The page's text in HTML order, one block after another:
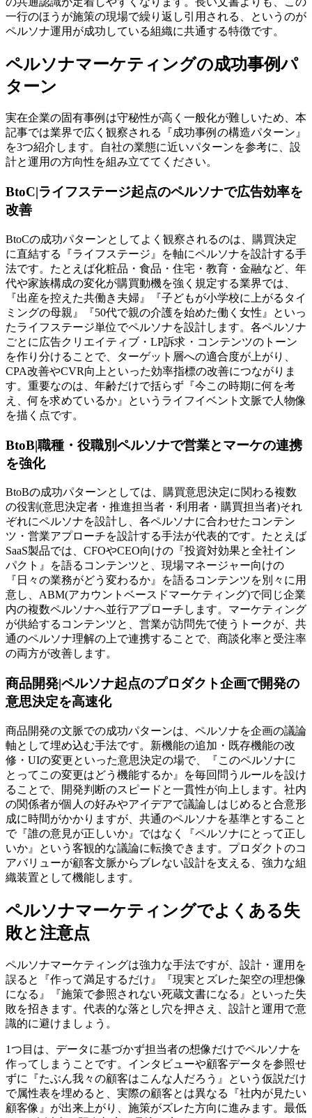
一行のほうが施策の現場で繰り返し引用される、というのが
ペルソナ運用が成功している組織に共通する特徴です。
ペルソナマーケティングの成功事例パ
ターン
実在企業の固有事例は守秘性が高く一般化が難しいため、本
記事では業界で広く観察される『成功事例の構造パターン』
を3つ紹介します。自社の業態に近いパターンを参考に、設
計と運用の方向性を組み立ててください。
BtoC|ライフステージ起点のペルソナで広告効率を
改善
BtoCの成功パターンとしてよく観察されるのは、購買決定
に直結する『ライフステージ』を軸にペルソナを設計する手
法です。たとえば化粧品・食品・住宅・教育・金融など、年
代や家族構成の変化が購買動機を強く規定する業界では、
『出産を控えた共働き夫婦』『子どもが小学校に上がるタイ
ミングの母親』『50代で親の介護を始めた働く女性』といっ
たライフステージ単位でペルソナを設計します。各ペルソナ
ごとに広告クリエイティブ・LP訴求・コンテンツのトーン
を作り分けることで、ターゲット層への適合度が上がり、
CPA改善やCVR向上といった効率指標の改善につながりま
す。重要なのは、年齢だけで括らず『今この時期に何を考
え、何を求めているか』というライフイベント文脈で人物像
を描く点です。
BtoB|職種・役職別ペルソナで営業とマーケの連携
を強化
BtoBの成功パターンとしては、購買意思決定に関わる複数
の役割(意思決定者・推進担当者・利用者・購買担当者)それ
ぞれにペルソナを設計し、各ペルソナに合わせたコンテン
ツ・営業アプローチを設計する手法が代表的です。たとえば
SaaS製品では、CFOやCEO向けの『投資対効果と全社イン
パクト』を語るコンテンツと、現場マネージャー向けの
『日々の業務がどう変わるか』を語るコンテンツを別々に用
意し、ABM(アカウントベースドマーケティング)で同じ企業
内の複数ペルソナへ並行アプローチします。マーケティング
が供給するコンテンツと、営業が訪問先で使うトークが、共
通のペルソナ理解の上で連携することで、商談化率と受注率
の両方が改善します。
商品開発|ペルソナ起点のプロダクト企画で開発の
意思決定を高速化
商品開発の文脈での成功パターンは、ペルソナを企画の議論
軸として埋め込む手法です。新機能の追加・既存機能の改
修・UIの変更といった意思決定の場で、『このペルソナに
とってこの変更はどう機能するか』を毎回問うルールを設け
ることで、開発判断のスピードと一貫性が向上します。社内
の関係者が個人の好みやアイデアで議論しはじめると合意形
成に時間がかかりますが、共通のペルソナを基準とすること
で『誰の意見が正しいか』ではなく『ペルソナにとって正し
いか』という客観的な議論に転換できます。プロダクトのコ
アバリューが顧客文脈からブレない設計を支える、強力な組
織装置として機能します。
ペルソナマーケティングでよくある失
敗と注意点
ペルソナマーケティングは強力な手法ですが、設計・運用を
誤ると『作って満足するだけ』『現実とズレた架空の理想像
になる』『施策で参照されない死蔵文書になる』といった失
敗を招きます。代表的な落とし穴を押さえ、設計と運用で意
識的に避けましょう。
1つ目は、データに基づかず担当者の想像だけでペルソナを
作ってしまうことです。インタビューや顧客データを参照せ
ずに『たぶん我々の顧客はこんな人だろう』という仮説だけ
で属性表を埋めると、実際の顧客とは異なる『社内が見たい
顧客像』が出来上がり、施策がズレた方向に進みます。最低